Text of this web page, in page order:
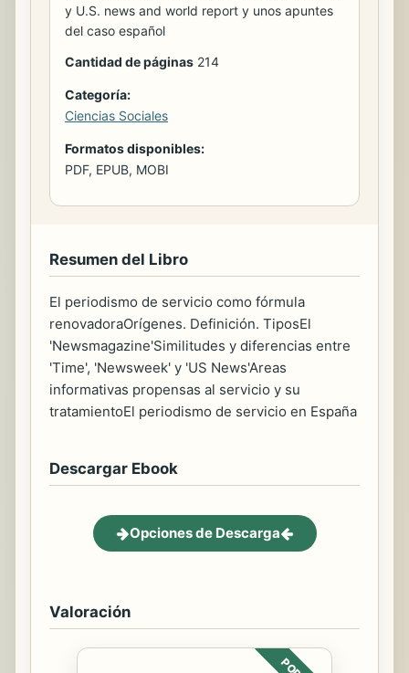
y U.S. news and world report y unos apuntes
del caso español
Cantidad de páginas 214
Categoría:
Ciencias Sociales
Formatos disponibles:
PDF, EPUB, MOBI
Resumen del Libro
El periodismo de servicio como fórmula
renovadoraOrígenes. Definición. TiposEl
'Newsmagazine'Similitudes y diferencias entre
'Time', 'Newsweek' y 'US News'Areas
informativas propensas al servicio y su
tratamientoEl periodismo de servicio en España
Descargar Ebook
Opciones de Descarga
Valoración